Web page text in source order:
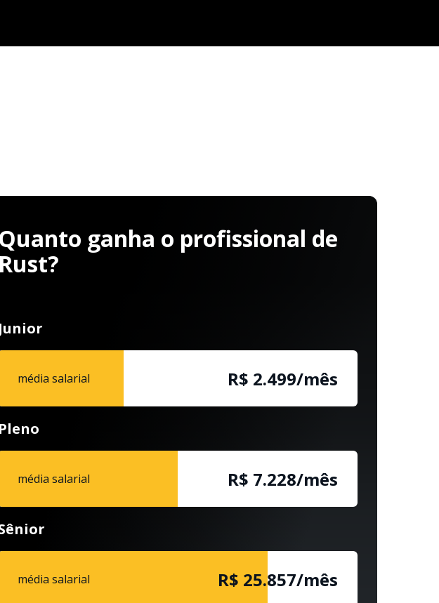
Quanto ganha o profissional de
Rust?
Junior
média salarial R$ 2.500/mês
Pleno
média salarial R$ 7.229/mês
média salarial R$ 25.858/mês